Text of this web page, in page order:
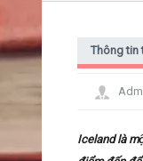
Thông tin
Iceland là